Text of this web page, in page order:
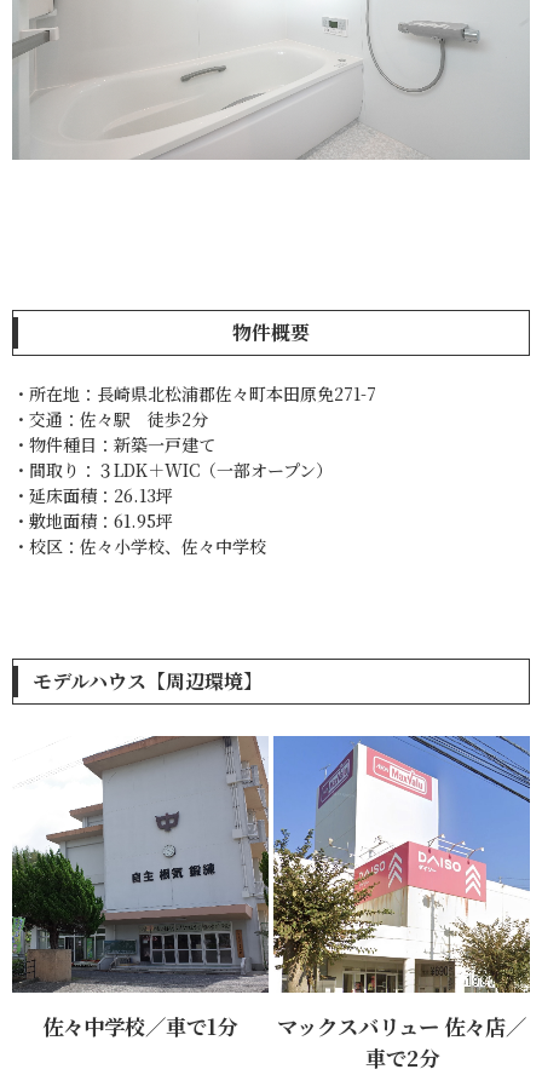
物件概要
・所在地：長崎県北松浦郡佐々町本田原免271-7
・交通：佐々駅 徒歩2分
・物件種目：新築一戸建て
・間取り：３LDK＋WIC（一部オープン）
・延床面積：26.13坪
・敷地面積：61.95坪
・校区：佐々小学校、佐々中学校
モデルハウス【周辺環境】
佐々中学校／車で1分
マックスバリュー 佐々店／
車で2分